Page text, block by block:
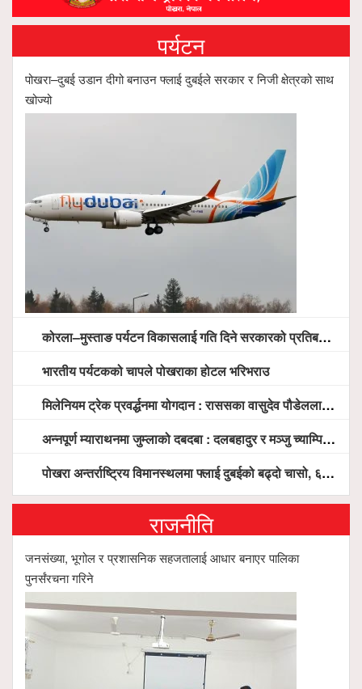
पर्यटन
पोखरा–दुबई उडान दीगो बनाउन फ्लाई दुबईले सरकार र निजी क्षेत्रको साथ
खोज्यो
कोरला–मुस्ताङ पर्यटन विकासलाई गति दिने सरकारको प्रतिबद्धता, स्थानीय सरोकारवालासँग व्यापक छलफल
भारतीय पर्यटकको चापले पोखराका होटल भरिभराउ
मिलेनियम ट्रेक प्रवर्द्धनमा योगदान : राससका वासुदेव पौडेललाई ‘मिलेनियम ट्रेक अवार्ड’ प्रदान गरिने
अन्नपूर्ण म्याराथनमा जुम्लाको दबदबा : दलबहादुर र मञ्जु च्याम्पियन, नगदसहित भव्य सम्मान
पोखरा अन्तर्राष्ट्रिय विमानस्थलमा फ्लाई दुबईको बढ्दो चासो, ६ घण्टा लामो प्राविधिक निरीक्षणपछि दैनिक उडानको ढोका खुल्दै
राजनीति
जनसंख्या, भूगोल र प्रशासनिक सहजतालाई आधार बनाएर पालिका
पुनर्संरचना गरिने